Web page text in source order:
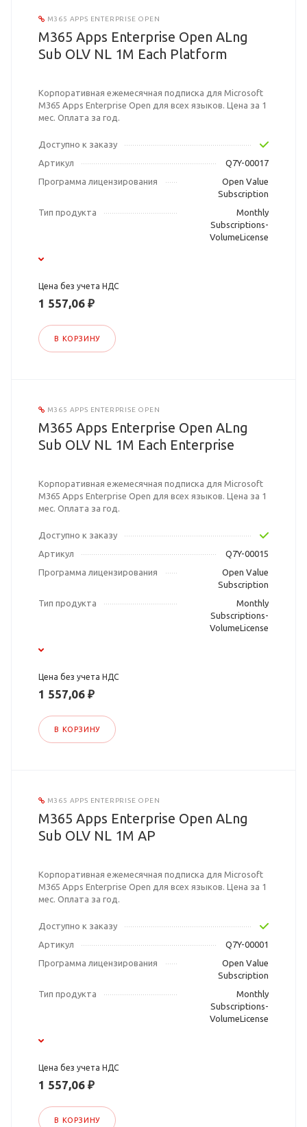
M365 APPS ENTERPRISE OPEN
M365 Apps Enterprise Open ALng
Sub OLV NL 1M Each Platform
Корпоративная ежемесячная подписка для Microsoft
M365 Apps Enterprise Open для всех языков. Цена за 1
мес. Оплата за год.
Доступно к заказу
Артикул
Q7Y-00017
Программа лицензирования
Open Value
Subscription
Тип продукта
Monthly
Subscriptions-
VolumeLicense
Цена без учета НДС
1 557,06 ₽
В КОРЗИНУ
M365 APPS ENTERPRISE OPEN
M365 Apps Enterprise Open ALng
Sub OLV NL 1M Each Enterprise
Корпоративная ежемесячная подписка для Microsoft
M365 Apps Enterprise Open для всех языков. Цена за 1
мес. Оплата за год.
Доступно к заказу
Артикул
Q7Y-00015
Программа лицензирования
Open Value
Subscription
Тип продукта
Monthly
Subscriptions-
VolumeLicense
Цена без учета НДС
1 557,06 ₽
В КОРЗИНУ
M365 APPS ENTERPRISE OPEN
M365 Apps Enterprise Open ALng
Sub OLV NL 1M AP
Корпоративная ежемесячная подписка для Microsoft
M365 Apps Enterprise Open для всех языков. Цена за 1
мес. Оплата за год.
Доступно к заказу
Артикул
Q7Y-00001
Программа лицензирования
Open Value
Subscription
Тип продукта
Monthly
Subscriptions-
VolumeLicense
Цена без учета НДС
1 557,06 ₽
В КОРЗИНУ